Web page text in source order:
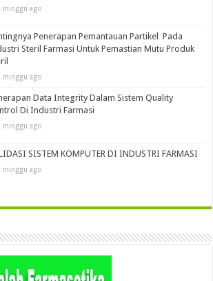
minggu ago
Penerapan Pemantauan Partikel Pada
Steril Farmasi Untuk Pemastian Mutu Produk
minggu ago
Data Integrity Dalam Sistem Quality
Di Industri Farmasi
minggu ago
SISTEM KOMPUTER DI INDUSTRI FARMASI
minggu ago